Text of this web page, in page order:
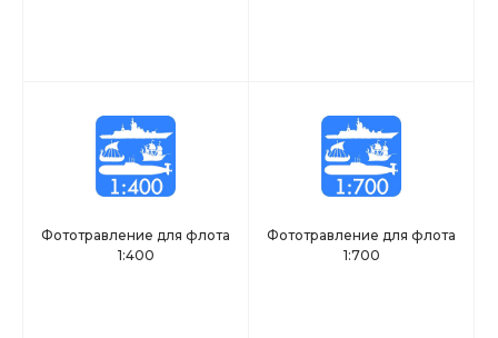
Фототравление для флота
1:400
Фототравление для флота
1:700